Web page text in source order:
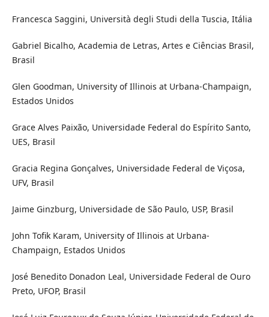
Francesca Saggini, Università degli Studi della Tuscia, Itália
Gabriel Bicalho, Academia de Letras, Artes e Ciências Brasil,
Brasil
Glen Goodman, University of Illinois at Urbana-Champaign,
Estados Unidos
Grace Alves Paixão, Universidade Federal do Espírito Santo,
UES, Brasil
Gracia Regina Gonçalves, Universidade Federal de Viçosa,
UFV, Brasil
Jaime Ginzburg, Universidade de São Paulo, USP, Brasil
John Tofik Karam, University of Illinois at Urbana-
Champaign, Estados Unidos
José Benedito Donadon Leal, Universidade Federal de Ouro
Preto, UFOP, Brasil